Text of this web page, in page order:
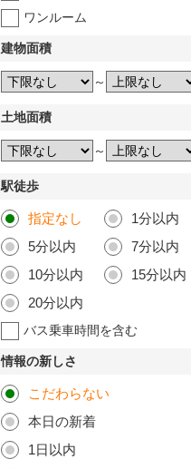
ワンルーム
建物面積
～
土地面積
～
駅徒歩
指定なし
1分以内
5分以内
7分以内
10分以内
15分以内
20分以内
バス乗車時間を含む
情報の新しさ
こだわらない
本日の新着
1日以内